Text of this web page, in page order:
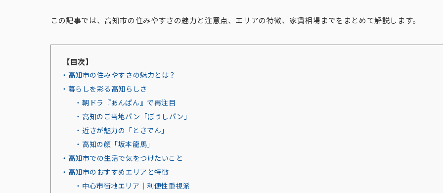
この記事では、高知市の住みやすさの魅力と注意点、エリアの特徴、家賃相場までをまとめて解説します。
【目次】
・高知市の住みやすさの魅力とは？
・暮らしを彩る高知らしさ
・朝ドラ『あんぱん』で再注目
・高知のご当地パン「ぼうしパン」
・近さが魅力の「とさでん」
・高知の顔「坂本龍馬」
・高知市での生活で気をつけたいこと
・高知市のおすすめエリアと特徴
・中心市街地エリア｜利便性重視派